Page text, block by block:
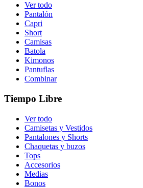
Ver todo
Pantalón
Capri
Short
Camisas
Batola
Kimonos
Pantuflas
Combinar
Tiempo Libre
Ver todo
Camisetas y Vestidos
Pantalones y Shorts
Chaquetas y buzos
Tops
Accesorios
Medias
Bonos